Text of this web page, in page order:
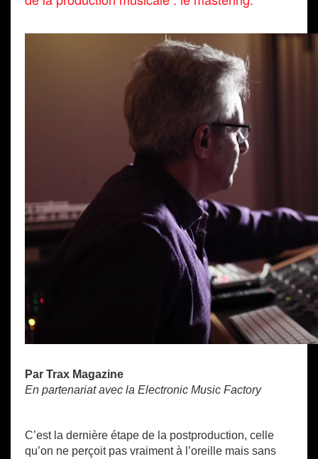
Par Trax Magazine
En partenariat avec la Electronic Music Factory
C’est la dernière étape de la postproduction, celle
qu’on ne perçoit pas vraiment à l’oreille mais sans